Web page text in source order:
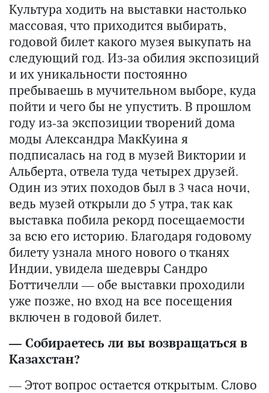
Культура ходить на выставки настолько
массовая, что приходится выбирать,
годовой билет какого музея выкупать на
следующий год. Из-за обилия экспозиций
и их уникальности постоянно
пребываешь в мучительном выборе, куда
пойти и чего бы не упустить. В прошлом
году из-за экспозиции творений дома
моды Александра МакКуина я
подписалась на год в музей Виктории и
Альберта, отвела туда четырех друзей.
Один из этих походов был в 3 часа ночи,
ведь музей открыли до 5 утра, так как
выставка побила рекорд посещаемости
за всю его историю. Благодаря годовому
билету узнала много нового о тканях
Индии, увидела шедевры Сандро
Боттичелли — обе выставки проходили
уже позже, но вход на все посещения
включен в годовой билет.
— Собираетесь ли вы возвращаться в
Казахстан?
— Этот вопрос остается открытым. Слово